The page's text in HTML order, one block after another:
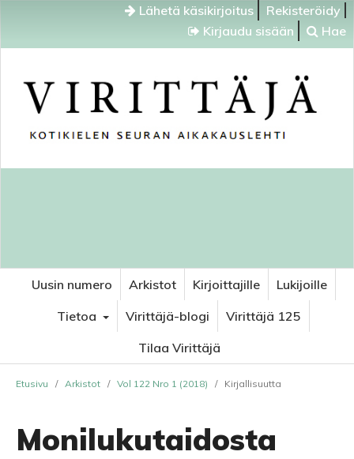
Lähetä käsikirjoitus
Rekisteröidy
Kirjaudu sisään
Hae
Uusin numero Arkistot Kirjoittajille
Lukijoille
Tietoa
Virittäjä-blogi
Virittäjä 125
Tilaa Virittäjä
Etusivu / Arkistot / Vol 122 Nro 1 (2018) / Kirjallisuutta
Monilukutaidosta